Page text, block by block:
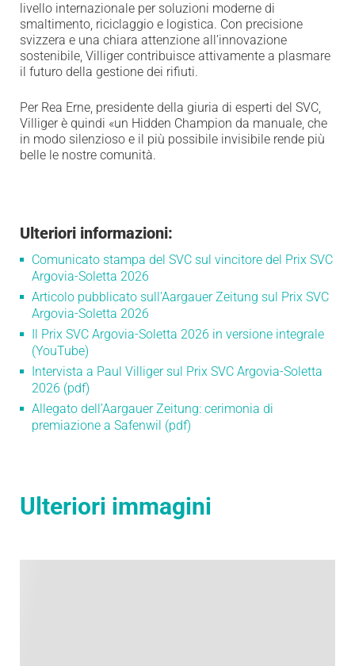
livello internazionale per soluzioni moderne di
smaltimento, riciclaggio e logistica. Con precisione
svizzera e una chiara attenzione all’innovazione
sostenibile, Villiger contribuisce attivamente a plasmare
il futuro della gestione dei rifiuti.
Per Rea Erne, presidente della giuria di esperti del SVC,
Villiger è quindi «un Hidden Champion da manuale, che
in modo silenzioso e il più possibile invisibile rende più
belle le nostre comunità.
Ulteriori informazioni:
Comunicato stampa del SVC sul vincitore del Prix SVC
Argovia-Soletta 2026
Articolo pubblicato sull’Aargauer Zeitung sul Prix SVC
Argovia-Soletta 2026
Il Prix SVC Argovia-Soletta 2026 in versione integrale
(YouTube)
Intervista a Paul Villiger sul Prix SVC Argovia-Soletta
2026 (pdf)
Allegato dell’Aargauer Zeitung: cerimonia di
premiazione a Safenwil (pdf)
Ulteriori immagini